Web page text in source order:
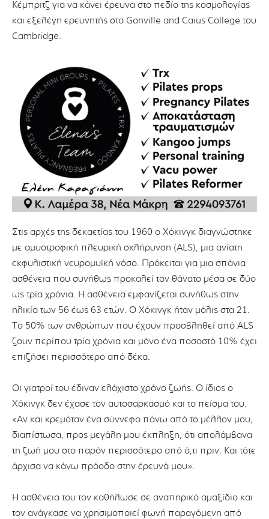
Κέμπριτζ για να κάνει έρευνα στο πεδίο της κοσμολογίας
και εξελέγη ερευνητής στο Gonville and Caius College του
Cambridge.
Στις αρχές της δεκαετίας του 1960 ο Χόκινγκ διαγνώστηκε
με αμυοτροφική πλευρική σκλήρυνση (ALS), μια ανίατη
εκφυλιστική νευρομυϊκή νόσο. Πρόκειται για μια σπάνια
ασθένεια που συνήθως προκαλεί τον θάνατο μέσα σε δύο
ως τρία χρόνια. Η ασθένεια εμφανίζεται συνήθως στην
ηλικία των 56 έως 63 ετών. Ο Χόκινγκ ήταν μόλις στα 21.
Το 50% των ανθρώπων που έχουν προσβληθεί από ALS
ζουν περίπου τρία χρόνια και μόνο ένα ποσοστό 10% έχει
επιζήσει περισσότερο από δέκα.
Οι γιατροί του έδιναν ελάχιστο χρόνο ζωής. Ο ίδιος ο
Χόκινγκ δεν έχασε τον αυτοσαρκασμό και το πείσμα του.
«Αν και κρεμόταν ένα σύννεφο πάνω από το μέλλον μου,
διαπίστωσα, προς μεγάλη μου έκπληξη, ότι απολάμβανα
τη ζωή μου στο παρόν περισσότερο από ό,τι πριν. Και τότε
άρχισα να κάνω πρόοδο στην έρευνά μου».
Η ασθένεια του τον καθήλωσε σε αναπηρικό αμαξίδιο και
τον ανάγκασε να χρησιμοποιεί φωνή παραγόμενη από